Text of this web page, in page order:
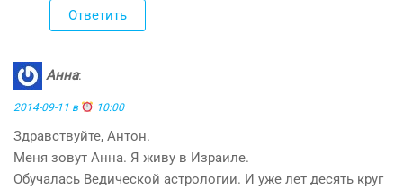
Ответить
Анна:
2014-09-11 в 10:00
Здравствуйте, Антон.
Меня зовут Анна. Я живу в Израиле.
Обучалась Ведической астрологии. И уже лет десять круг